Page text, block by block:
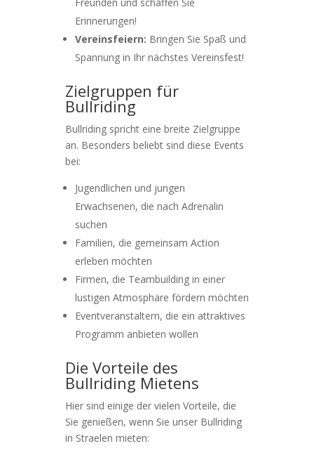
Erinnerungen!
Vereinsfeiern: Bringen Sie Spaß und
Spannung in Ihr nächstes Vereinsfest!
Zielgruppen für
Bullriding
Bullriding spricht eine breite Zielgruppe
an. Besonders beliebt sind diese Events
bei:
Jugendlichen und jungen
Erwachsenen, die nach Adrenalin
suchen
Familien, die gemeinsam Action
erleben möchten
Firmen, die Teambuilding in einer
lustigen Atmosphäre fördern möchten
Eventveranstaltern, die ein attraktives
Programm anbieten wollen
Die Vorteile des
Bullriding Mietens
Hier sind einige der vielen Vorteile, die
Sie genießen, wenn Sie unser Bullriding
in Straelen mieten: